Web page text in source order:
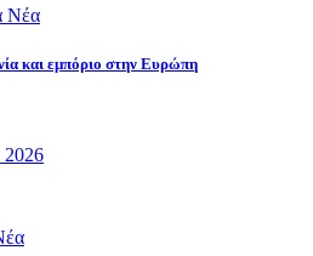
Νέα
και εμπόριο στην Ευρώπη